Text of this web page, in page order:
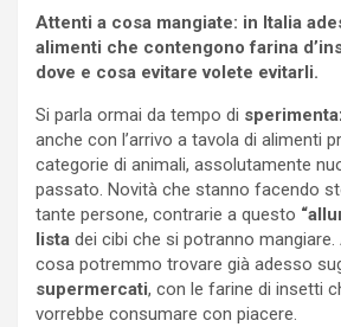
Attenti a cosa mangiate: in Italia
alimenti che contengono farina
dove e cosa evitare volete evitarli.
Si parla ormai da tempo di
anche con l’arrivo a tavola di alimenti
categorie di animali, assolutamente
passato. Novità che stanno facendo
tante persone, contrarie a questo
lista dei cibi che si potranno
cosa potremmo trovare già adesso
supermercati, con le farine di insetti
vorrebbe consumare con piacere.